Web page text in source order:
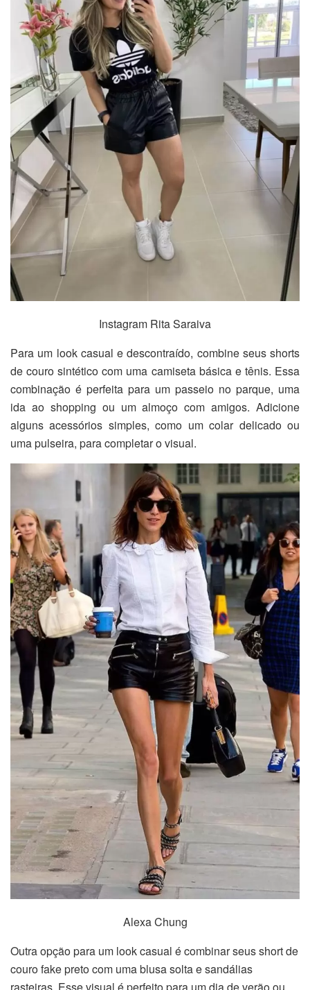
Instagram Rita Saraiva
Para um look casual e descontraído, combine seus shorts
de couro sintético com uma camiseta básica e tênis. Essa
combinação é perfeita para um passeio no parque, uma
ida ao shopping ou um almoço com amigos. Adicione
alguns acessórios simples, como um colar delicado ou
uma pulseira, para completar o visual.
Alexa Chung
Outra opção para um look casual é combinar seus short de
couro fake preto com uma blusa solta e sandálias